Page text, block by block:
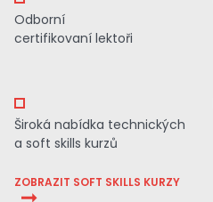
Odborní
certifikovaní lektoři
Široká nabídka technických
a soft skills kurzů
ZOBRAZIT SOFT SKILLS KURZY